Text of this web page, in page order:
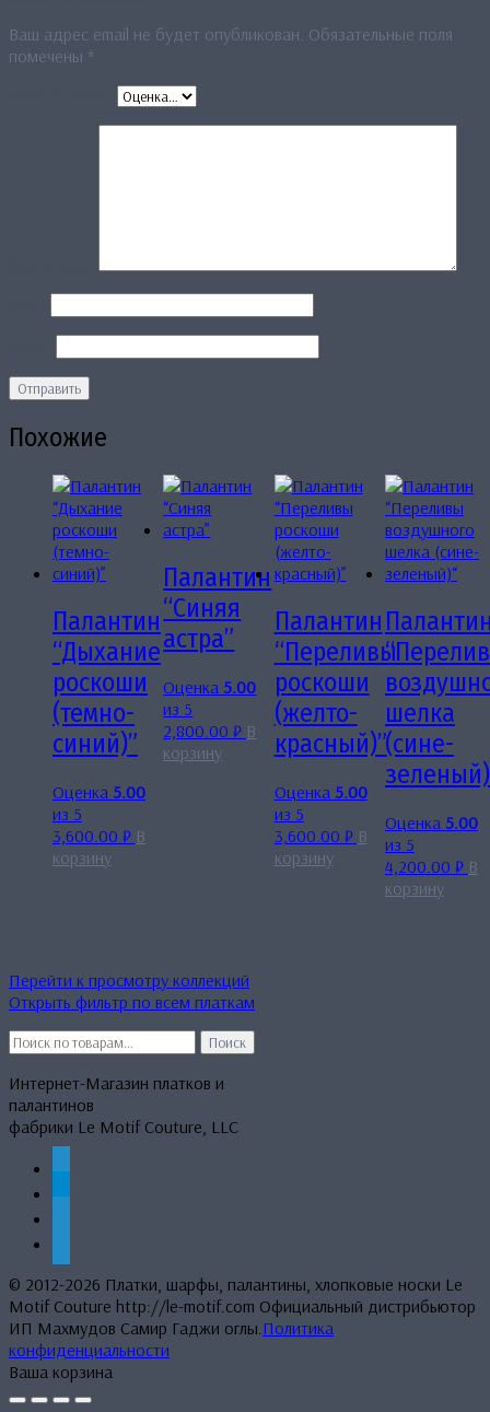
Ваш адрес email не будет опубликован. Обязательные поля
помечены *
Похожие
Палантин
“Дыхание
роскоши
(темно-
синий)”
Оценка 5.00
из 5
3,600.00 ₽ В
корзину
Палантин
“Синяя
астра”
Оценка 5.00
из 5
2,800.00₽ В
корзину
Палантин
“Переливы
роскоши
(желто-
красный)”
Оценка 5.00
из 5
3,600.00 ₽ В
корзину
шелка
(сине-
Оценка 5.00
из 5
4,200.00 ₽ В
корзину
Перейти к просмотру коллекций
Открыть фильтр по всем платкам
Искать:
Поиск
Интернет-Магазин платков и
палантинов
фабрики Le Motif Couture, LLC
© 2012-2026 Платки, шарфы, палантины, хлопковые носки Le
Motif Couture http://le-motif.com Официальный дистрибьютор
ИП Махмудов Самир Гаджи оглы. Политика
конфиденциальности
Ваша корзина